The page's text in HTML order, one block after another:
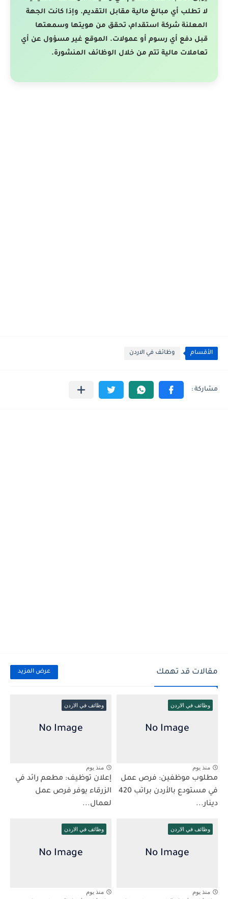
لا تطلب أي مبالغ مالية مقابل التقديم. وإذا كانت الجهة
المعلنة شركة استقدام، تحقق من هويتها وسمعتها
قبل دفع أي رسوم أو عمولات. الموقع غير مسؤول عن أي
تعاملات مالية تتم من خلال الوظائف المنشورة.
الأقسام وظائف في الاردن
مقالات قد تهمك عرض المزيد
وظائف في الاردن
منذ يوم
مطلوب موظفين: فرص عمل
في مستودع بالأردن براتب 420
دينار...
وظائف في الاردن
منذ يوم
إعلان توظيف: مطعم رائد في
الزرقاء يوفر فرص عمل
لعمال...
وظائف في الاردن
منذ يوم
وظائف في الاردن
منذ يوم